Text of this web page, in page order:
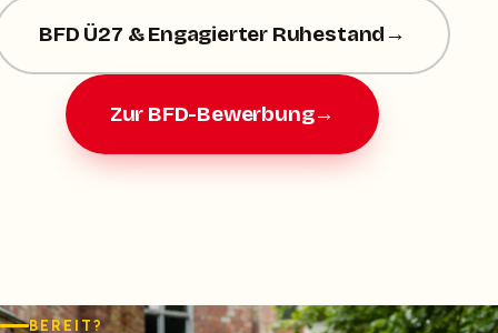
BFD Ü27 & Engagierter Ruhestand→
Zur BFD-Bewerbung→
BEREIT?